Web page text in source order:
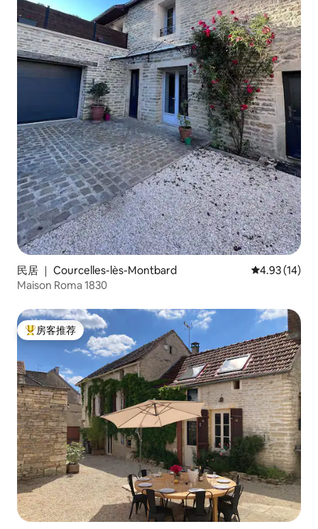
民居 ｜ Courcelles-lès-Montbard 平均评分
4.93 (14)
Maison Roma 1830
热门「房客推荐」
房客推荐